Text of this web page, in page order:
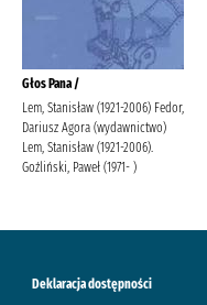
Głos Pana /
Lem, Stanisław (1921-2006) Fedor,
Dariusz Agora (wydawnictwo)
Lem, Stanisław (1921-2006).
Goźliński, Paweł (1971- )
Deklaracja dostępności